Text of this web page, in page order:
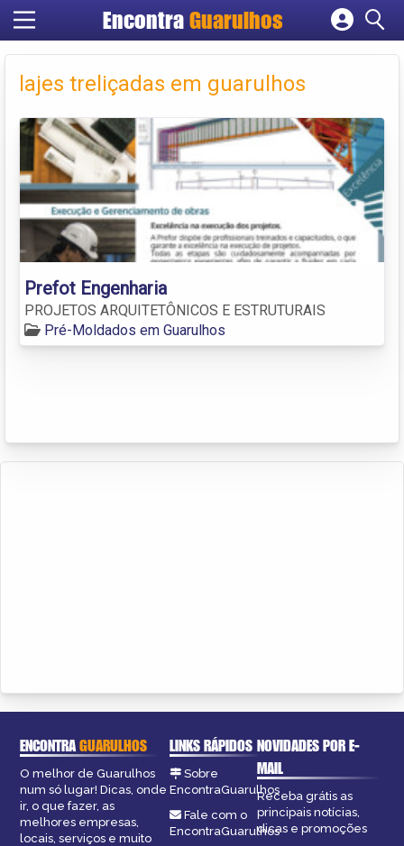
Encontra Guarulhos
Cadastrar empresa
Criar conta
lajes treliçadas em guarulhos
Prefot Engenharia
PROJETOS ARQUITETÔNICOS E ESTRUTURAIS
Pré-Moldados em Guarulhos
ENCONTRAGUARULHOS
O melhor de Guarulhos
num só lugar! Dicas, onde
ir, o que fazer, as
melhores empresas,
locais, serviços e muito
LINKS RÁPIDOS
Sobre
EncontraGuarulhos
Fale com o
EncontraGuarulhos
NOVIDADES POR E-
MAIL
Receba grátis as
principais notícias,
dicas e promoções